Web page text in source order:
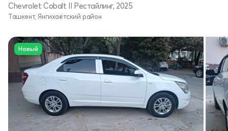
Chevrolet Cobalt II Рестайлинг, 2025
Ташкент, Янгихаётский район
Новый